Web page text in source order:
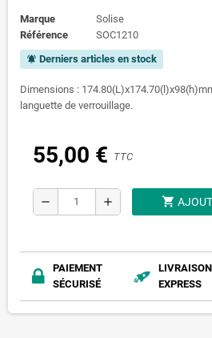
Marque
Solise
Référence
SOC1210
notifications_active Derniers articles en stock
Dimensions :
languette de verrouillage.
55,00 € TTC
remove add shopping_cart
PAIEMENT
SÉCURISÉ
LIVRAISON
EXPRESS